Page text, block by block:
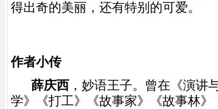
得出奇的美丽，还有特别的可爱。
作者小传
薛庆西 ，妙语王子。曾在《演讲
学》《打工》《故事家》《故事林》